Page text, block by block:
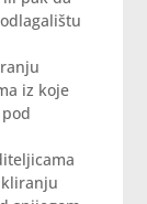
iz koje